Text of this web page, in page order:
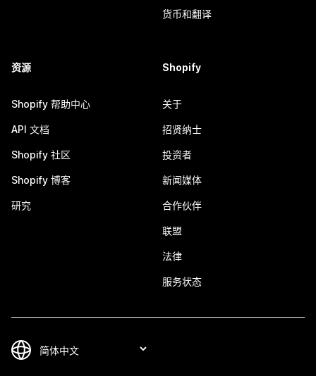
货币和翻译
资源
Shopify 帮助中心
API 文档
Shopify 社区
Shopify 博客
研究
Shopify
关于
招贤纳士
投资者
新闻媒体
合作伙伴
联盟
法律
服务状态